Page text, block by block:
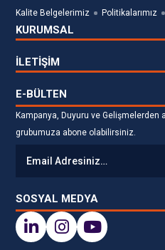
Kalite Belgelerimiz Politikalarımız
KURUMSAL
İLETİŞİM
E-BÜLTEN
Kampanya, Duyuru ve Gelişmelerden
grubumuza abone olabilirsiniz.
SOSYAL MEDYA